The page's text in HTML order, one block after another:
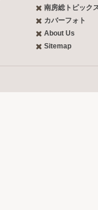
南房総トピック
カバーフォト
About Us
Sitemap